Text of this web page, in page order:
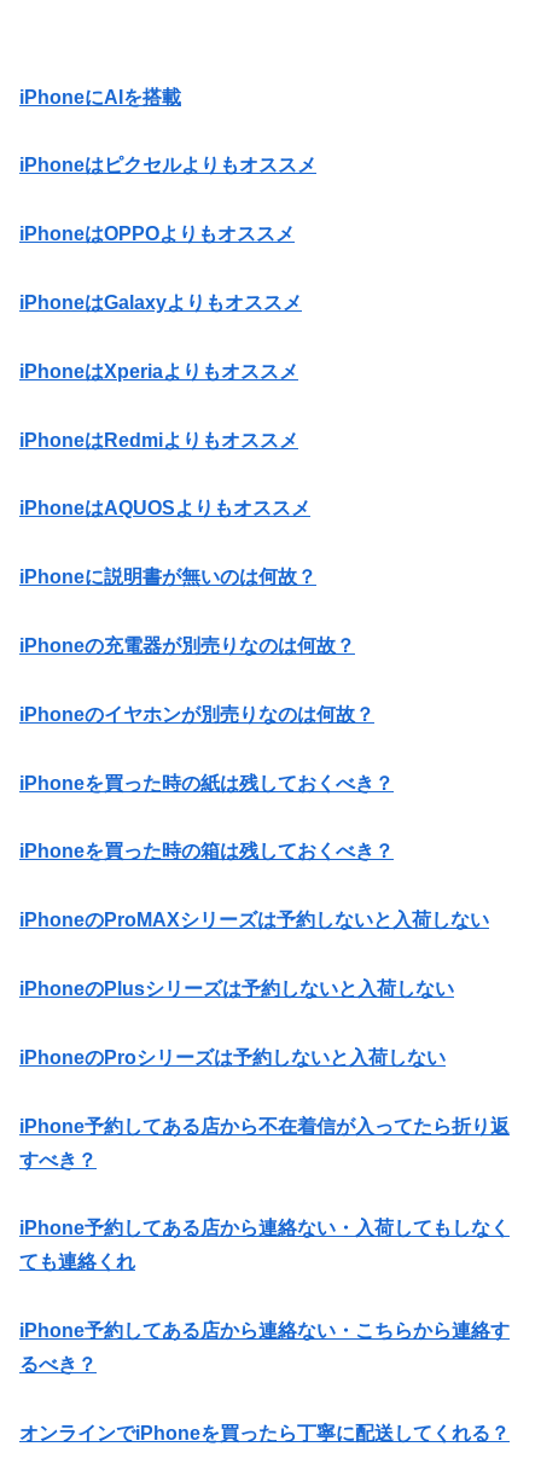
iPhoneにAIを搭載
iPhoneはピクセルよりもオススメ
iPhoneはOPPOよりもオススメ
iPhoneはGalaxyよりもオススメ
iPhoneはXperiaよりもオススメ
iPhoneはRedmiよりもオススメ
iPhoneはAQUOSよりもオススメ
iPhoneに説明書が無いのは何故？
iPhoneの充電器が別売りなのは何故？
iPhoneのイヤホンが別売りなのは何故？
iPhoneを買った時の紙は残しておくべき？
iPhoneを買った時の箱は残しておくべき？
iPhoneのProMAXシリーズは予約しないと入荷しない
iPhoneのPlusシリーズは予約しないと入荷しない
iPhoneのProシリーズは予約しないと入荷しない
iPhone予約してある店から不在着信が入ってたら折り返
すべき？
iPhone予約してある店から連絡ない・入荷してもしなく
ても連絡くれ
iPhone予約してある店から連絡ない・こちらから連絡す
るべき？
オンラインでiPhoneを買ったら丁寧に配送してくれる？